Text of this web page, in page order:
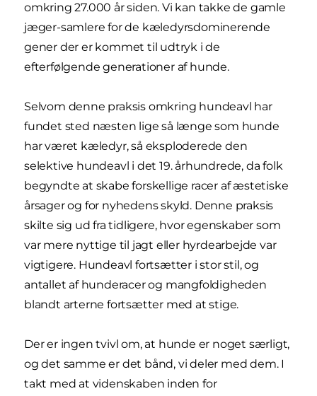
omkring 27.000 år siden. Vi kan takke de gamle
jæger-samlere for de kæledyrsdominerende
gener der er kommet til udtryk i de
efterfølgende generationer af hunde.
Selvom denne praksis omkring hundeavl har
fundet sted næsten lige så længe som hunde
har været kæledyr, så eksploderede den
selektive hundeavl i det 19. århundrede, da folk
begyndte at skabe forskellige racer af æstetiske
årsager og for nyhedens skyld. Denne praksis
skilte sig ud fra tidligere, hvor egenskaber som
var mere nyttige til jagt eller hyrdearbejde var
vigtigere. Hundeavl fortsætter i stor stil, og
antallet af hunderacer og mangfoldigheden
blandt arterne fortsætter med at stige.
Der er ingen tvivl om, at hunde er noget særligt,
og det samme er det bånd, vi deler med dem. I
takt med at videnskaben inden for